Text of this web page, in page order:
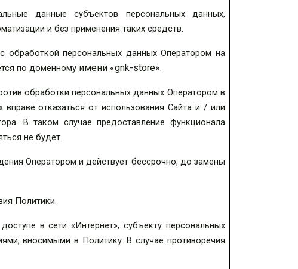
данные субъектов персональных данных,
и без применения таких средств.
обработкой персональных данных Оператором на
по доменному имени «gnk-store».
обработки персональных данных Оператором в
отказаться от использования Сайта и / или
В таком случае предоставление функционала
не будет.
Оператором и действует бессрочно, до замены
Политики.
в сети «Интернет», субъекту персональных
вносимыми в Политику. В случае противоречия